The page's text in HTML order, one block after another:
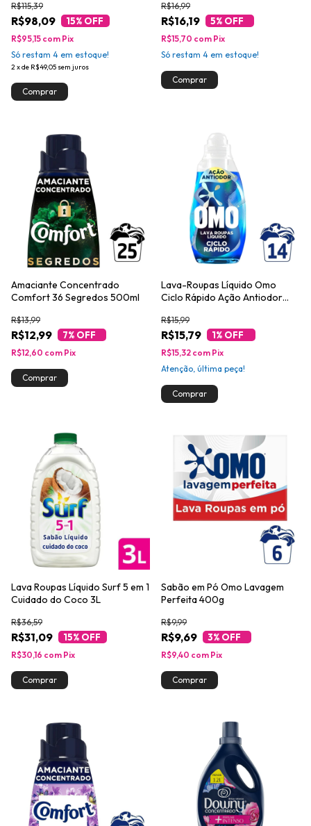
R$98,09
R$115,39
15% OFF
2xde R$49,05 sem juros
R$95,15 com Pix
Só restam 4 em estoque!
R$16,19
R$16,99
5% OFF
R$15,70 com Pix
Só restam 4 em estoque!
Amaciante Concentrado
Comfort 36 Segredos 500ml
R$12,99
R$13,99
7% OFF
R$12,60 com Pix
Lava-Roupas Líquido Omo
Ciclo Rápido Ação Antiodor
R$15,79
R$15,99
1% OFF
R$15,32 com Pix
Atenção, última peça!
Lava Roupas Líquido Surf 5 em 1
Cuidado do Coco 3L
R$31,09
R$36,59
15% OFF
R$30,16 com Pix
Sabão em Pó Omo Lavagem
Perfeita 400g
R$9,69
R$9,99
3% OFF
R$9,40 com Pix